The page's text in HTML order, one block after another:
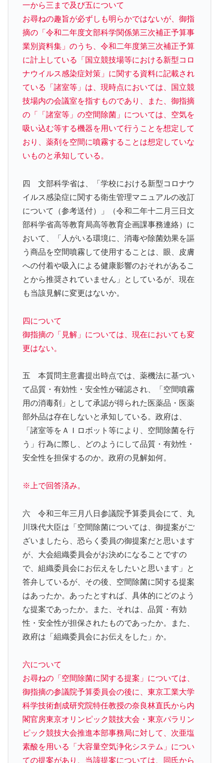
一から三まで及び五について
お尋ねの趣旨が必ずしも明らかではないが、御指
摘の「令和二年度文部科学関係第三次補正予算事
業別資料集」のうち、令和二年度第三次補正予算
に計上している「国立競技場等における新型コロ
ナウイルス感染症対策」に関する資料に記載され
ている「諸室等」は、現時点においては、国立競
技場内の会議室を指すものであり、また、御指摘
の「「諸室等」の空間除菌」については、空気を
吸い込む等する機器を用いて行うことを想定して
おり、薬剤を空間に噴霧することは想定していな
いものと承知している。
四 文部科学省は、「学校における新型コロナウ
イルス感染症に関する衛生管理マニュアルの改訂
について（参考送付）」（令和二年十二月三日文
部科学省高等教育局高等教育企画課事務連絡）に
おいて、「人がいる環境に、消毒や除菌効果を謳
う商品を空間噴霧して使用することは、眼、皮膚
への付着や吸入による健康影響のおそれがあるこ
とから推奨されていません」としているが、現在
も当該見解に変更はないか。
四について
御指摘の「見解」については、現在においても変
更はない。
五 本質問主意書提出時点では、薬機法に基づい
て品質・有効性・安全性が確認され、「空間噴霧
用の消毒剤」として承認が得られた医薬品・医薬
部外品は存在しないと承知している。政府は、
「諸室等をＡＩロボット等により、空間除菌を行
う」行為に際し、どのようにして品質・有効性・
安全性を担保するのか。政府の見解如何。
※上で回答済み。
六 令和三年三月八日参議院予算委員会にて、丸
川珠代大臣は「空間除菌については、御提案がご
ざいましたら、恐らく委員の御提案だと思います
が、大会組織委員会がお決めになることですの
で、組織委員会にお伝えをしたいと思います」と
答弁しているが、その後、空間除菌に関する提案
はあったか。あったとすれば、具体的にどのよう
な提案であったか。また、それは、品質・有効
性・安全性が担保されたものであったか。また、
政府は「組織委員会にお伝えをした」か。
六について
お尋ねの「空間除菌に関する提案」については、
御指摘の参議院予算委員会の後に、東京工業大学
科学技術創成研究院特任教授の奈良林直氏から内
閣官房東京オリンピック競技大会・東京パラリン
ピック競技大会推進本部事務局に対して、次亜塩
素酸を用いる「大容量空気浄化システム」につい
ての提案があり、当該提案については、同氏から